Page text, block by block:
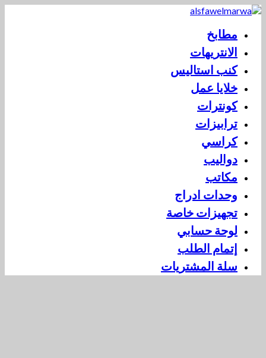
مطابخ
الانتريهات
كنب استاليس
خلايا عمل
كونترات
ترابيزات
كراسي
دواليب
مكاتب
وحدات ادراج
تجهيزات خاصة
لوحة حسابي
إتمام الطلب
سلة المشتريات